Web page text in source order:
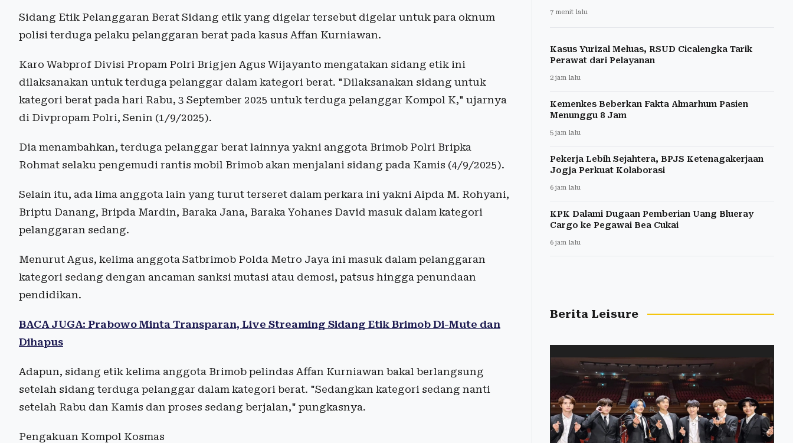
Sidang Etik Pelanggaran Berat Sidang etik yang digelar tersebut digelar untuk para oknum
polisi terduga pelaku pelanggaran berat pada kasus Affan Kurniawan.
Karo Wabprof Divisi Propam Polri Brigjen Agus Wijayanto mengatakan sidang etik ini
dilaksanakan untuk terduga pelanggar dalam kategori berat. "Dilaksanakan sidang untuk
kategori berat pada hari Rabu, 3 September 2025 untuk terduga pelanggar Kompol K," ujarnya
di Divpropam Polri, Senin (1/9/2025).
Dia menambahkan, terduga pelanggar berat lainnya yakni anggota Brimob Polri Bripka
Rohmat selaku pengemudi rantis mobil Brimob akan menjalani sidang pada Kamis (4/9/2025).
Selain itu, ada lima anggota lain yang turut terseret dalam perkara ini yakni Aipda M. Rohyani,
Briptu Danang, Bripda Mardin, Baraka Jana, Baraka Yohanes David masuk dalam kategori
pelanggaran sedang.
Menurut Agus, kelima anggota Satbrimob Polda Metro Jaya ini masuk dalam pelanggaran
kategori sedang dengan ancaman sanksi mutasi atau demosi, patsus hingga penundaan
pendidikan.
BACA JUGA: Prabowo Minta Transparan, Live Streaming Sidang Etik Brimob Di-Mute dan
Dihapus
Adapun, sidang etik kelima anggota Brimob pelindas Affan Kurniawan bakal berlangsung
setelah sidang terduga pelanggar dalam kategori berat. "Sedangkan kategori sedang nanti
setelah Rabu dan Kamis dan proses sedang berjalan," pungkasnya.
Pengakuan Kompol Kosmas
7 menit lalu
Kasus Yurizal Meluas, RSUD Cicalengka Tarik
Perawat dari Pelayanan
2 jam lalu
Kemenkes Beberkan Fakta Almarhum Pasien
Menunggu 8 Jam
5 jam lalu
Pekerja Lebih Sejahtera, BPJS Ketenagakerjaan
Jogja Perkuat Kolaborasi
6 jam lalu
KPK Dalami Dugaan Pemberian Uang Blueray
Cargo ke Pegawai Bea Cukai
6 jam lalu
Berita Leisure